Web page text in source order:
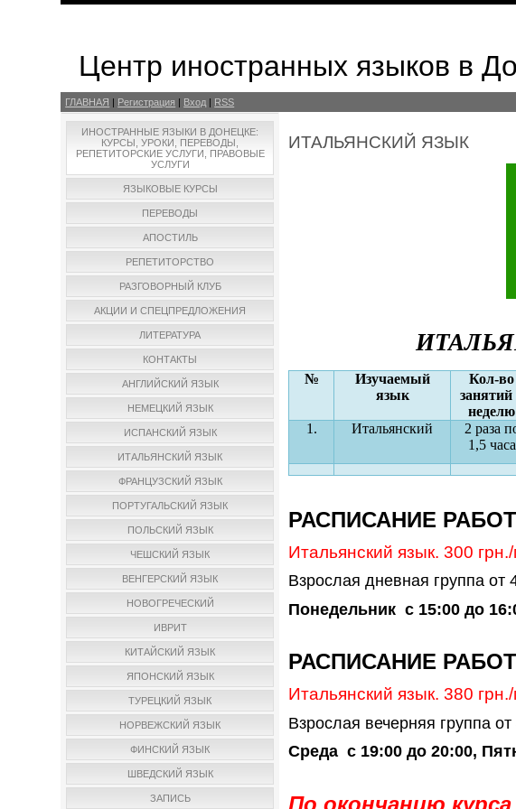
Центр иностранных языков в
ГЛАВНАЯ | Регистрация | Вход | RSS
ИНОСТРАННЫЕ ЯЗЫКИ В ДОНЕЦКЕ:
КУРСЫ, УРОКИ, ПЕРЕВОДЫ,
РЕПЕТИТОРСКИЕ УСЛУГИ, ПРАВОВЫЕ
УСЛУГИ
ЯЗЫКОВЫЕ КУРСЫ
ПЕРЕВОДЫ
АПОСТИЛЬ
РЕПЕТИТОРСТВО
РАЗГОВОРНЫЙ КЛУБ
АКЦИИ И СПЕЦПРЕДЛОЖЕНИЯ
ЛИТЕРАТУРА
КОНТАКТЫ
АНГЛИЙСКИЙ ЯЗЫК
НЕМЕЦКИЙ ЯЗЫК
ИСПАНСКИЙ ЯЗЫК
ИТАЛЬЯНСКИЙ ЯЗЫК
ФРАНЦУЗСКИЙ ЯЗЫК
ПОРТУГАЛЬСКИЙ ЯЗЫК
ПОЛЬСКИЙ ЯЗЫК
ЧЕШСКИЙ ЯЗЫК
ВЕНГЕРСКИЙ ЯЗЫК
НОВОГРЕЧЕСКИЙ
ИВРИТ
КИТАЙСКИЙ ЯЗЫК
ЯПОНСКИЙ ЯЗЫК
ТУРЕЦКИЙ ЯЗЫК
НОРВЕЖСКИЙ ЯЗЫК
ФИНСКИЙ ЯЗЫК
ШВЕДСКИЙ ЯЗЫК
ЗАПИСЬ
ИТАЛЬЯНСКИЙ ЯЗЫК
№
Изучаемый
язык
Кол-во
занятий
неделю
1.
Итальянский
2 раза
1,5 часа
РАСПИСАНИЕ
Итальянский язык. 300
Взрослая дневная группа от
Понедельник с 15:00 до
РАСПИСАНИЕ
Итальянский язык. 380
Взрослая вечерняя группа
Среда с 19:00 до 20:00,
По окончанию